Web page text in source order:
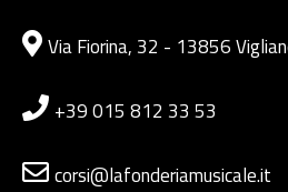
Via Fiorina, 32 - 13856
+39 015 812 33 53
corsi@lafonderiamusicale.it